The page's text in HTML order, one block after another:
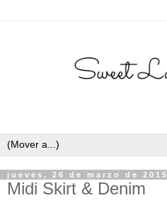
jueves, 26 de marzo de 2015
Midi Skirt & Denim